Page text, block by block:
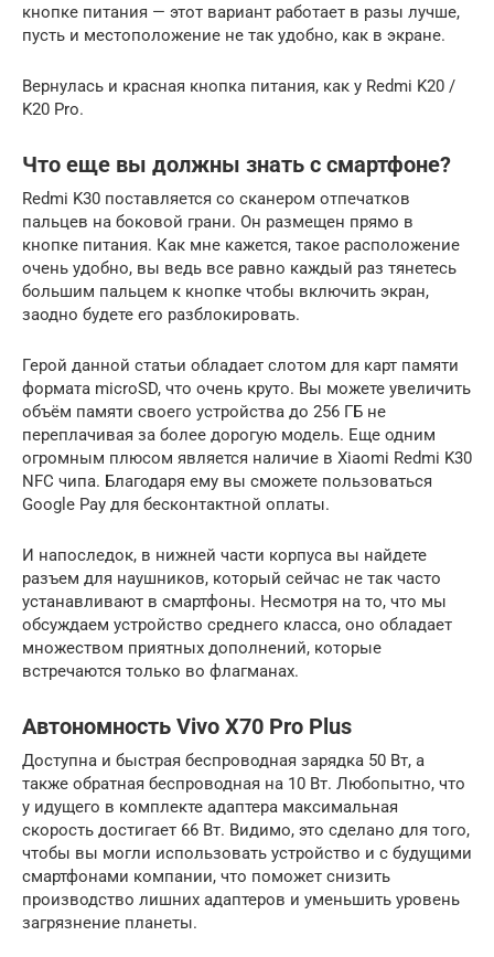
кнопке питания — этот вариант работает в разы лучше,
пусть и местоположение не так удобно, как в экране.
Вернулась и красная кнопка питания, как у Redmi K20 /
K20 Pro.
Что еще вы должны знать с смартфоне?
Redmi K30 поставляется со сканером отпечатков
пальцев на боковой грани. Он размещен прямо в
кнопке питания. Как мне кажется, такое расположение
очень удобно, вы ведь все равно каждый раз тянетесь
большим пальцем к кнопке чтобы включить экран,
заодно будете его разблокировать.
Герой данной статьи обладает слотом для карт памяти
формата microSD, что очень круто. Вы можете увеличить
объём памяти своего устройства до 256 ГБ не
переплачивая за более дорогую модель. Еще одним
огромным плюсом является наличие в Xiaomi Redmi K30
NFC чипа. Благодаря ему вы сможете пользоваться
Google Pay для бесконтактной оплаты.
И напоследок, в нижней части корпуса вы найдете
разъем для наушников, который сейчас не так часто
устанавливают в смартфоны. Несмотря на то, что мы
обсуждаем устройство среднего класса, оно обладает
множеством приятных дополнений, которые
встречаются только во флагманах.
Автономность Vivo X70 Pro Plus
Доступна и быстрая беспроводная зарядка 50 Вт, а
также обратная беспроводная на 10 Вт. Любопытно, что
у идущего в комплекте адаптера максимальная
скорость достигает 66 Вт. Видимо, это сделано для того,
чтобы вы могли использовать устройство и с будущими
смартфонами компании, что поможет снизить
производство лишних адаптеров и уменьшить уровень
загрязнение планеты.